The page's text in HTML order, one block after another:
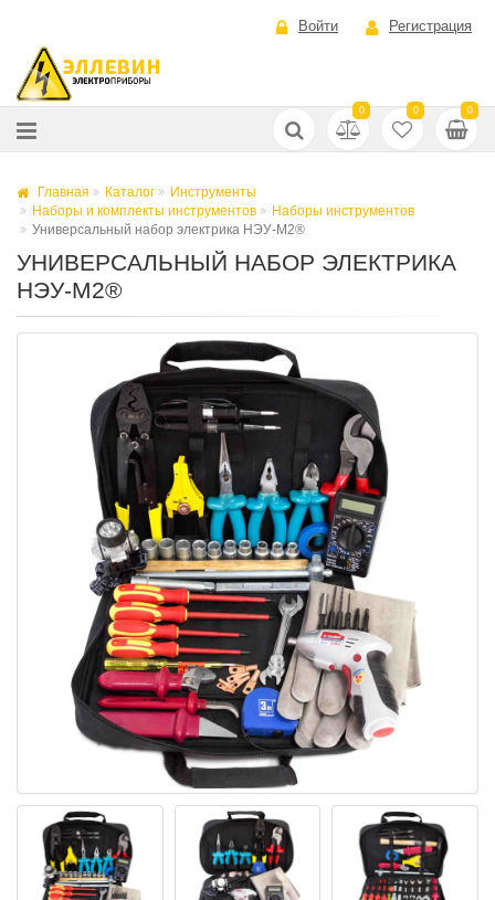
Войти Регистрация
0 0 0
Главная Каталог
Инструменты
Наборы и комплекты инструментов
Наборы инструментов
Универсальный набор электрика НЭУ-М2®
УНИВЕРСАЛЬНЫЙ НАБОР ЭЛЕКТРИКА
НЭУ-М2®